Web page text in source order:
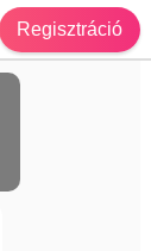
Regisztráció